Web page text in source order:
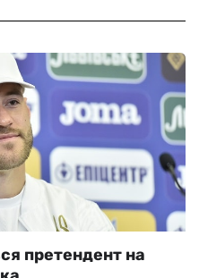
претендент на